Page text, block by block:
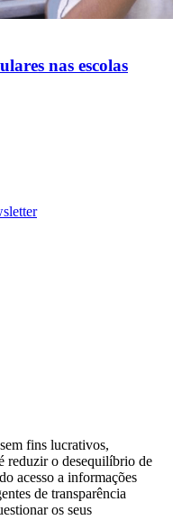
nas escolas
fins lucrativos,
reduzir o desequilíbrio de
acesso a informações
de transparência
os seus